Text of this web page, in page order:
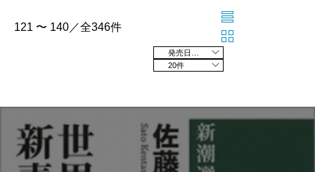
121 〜 140／全346件
20件